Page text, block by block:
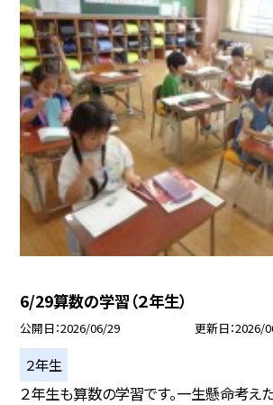
6/29算数の学習（２年生）
公開日 2026/06/29 更新日 2026/
２年生
２年生も算数の学習です。一生懸命考え